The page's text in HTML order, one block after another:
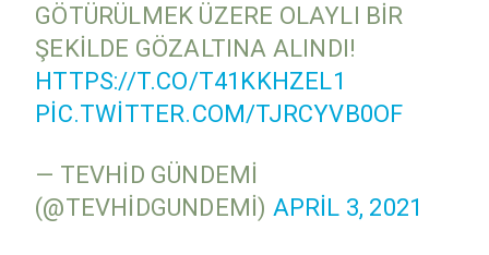
GÖTÜRÜLMEK ÜZERE OLAYLI BIR
ŞEKILDE GÖZALTINA ALINDI!
HTTPS://T.CO/T41KKHZEL1
PIC.TWITTER.COM/TJRCYVB0OF
— TEVHID GÜNDEMI
(@TEVHIDGUNDEMI) APRIL 3, 2021